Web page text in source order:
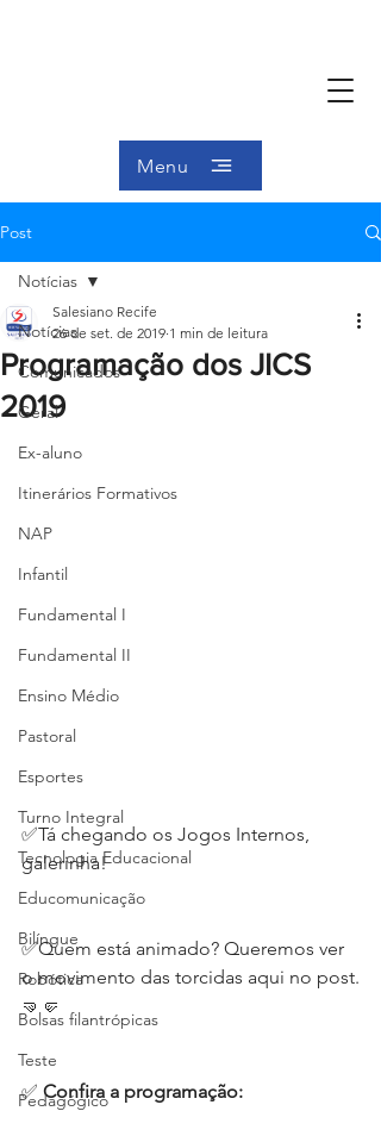
Menu
Post
Notícias
Comunicados
Geral
Ex-aluno
Itinerários Formativos
NAP
Infantil
Fundamental I
Fundamental II
Ensino Médio
Pastoral
Esportes
Turno Integral
Tecnologia Educacional
Educomunicação
Bilíngue
Robótica
Bolsas filantrópicas
Teste
Pedagógico
Notícias
Programação dos JICS
2019
Salesiano Recife
26 de set. de 2019 1 min de leitura
✅Tá chegando os Jogos Internos,
galerinha!
✅Quem está animado? Queremos ver
o movimento das torcidas aqui no post.
🤜🤛
✅ Confira a programação: